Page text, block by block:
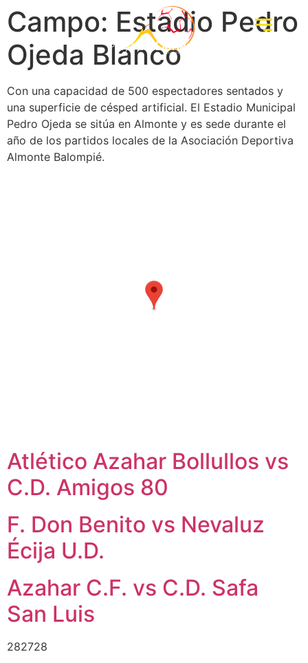
Campo: Estadio Pedro
Ojeda Blanco
Con una capacidad de 500 espectadores sentados y
una superficie de césped artificial. El Estadio Municipal
Pedro Ojeda se sitúa en Almonte y es sede durante el
año de los partidos locales de la Asociación Deportiva
Almonte Balompié.
Atlético Azahar Bollullos vs
C.D. Amigos 80
F. Don Benito vs Nevaluz
Écija U.D.
Azahar C.F. vs C.D. Safa
San Luis
282728